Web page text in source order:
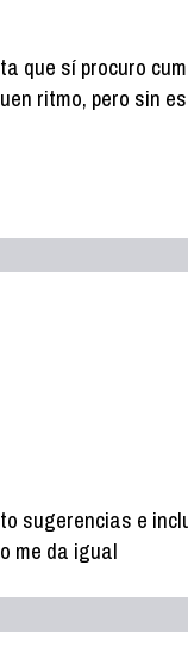
que sí procuro
ritmo, pero sin
sugerencias e
me da igual